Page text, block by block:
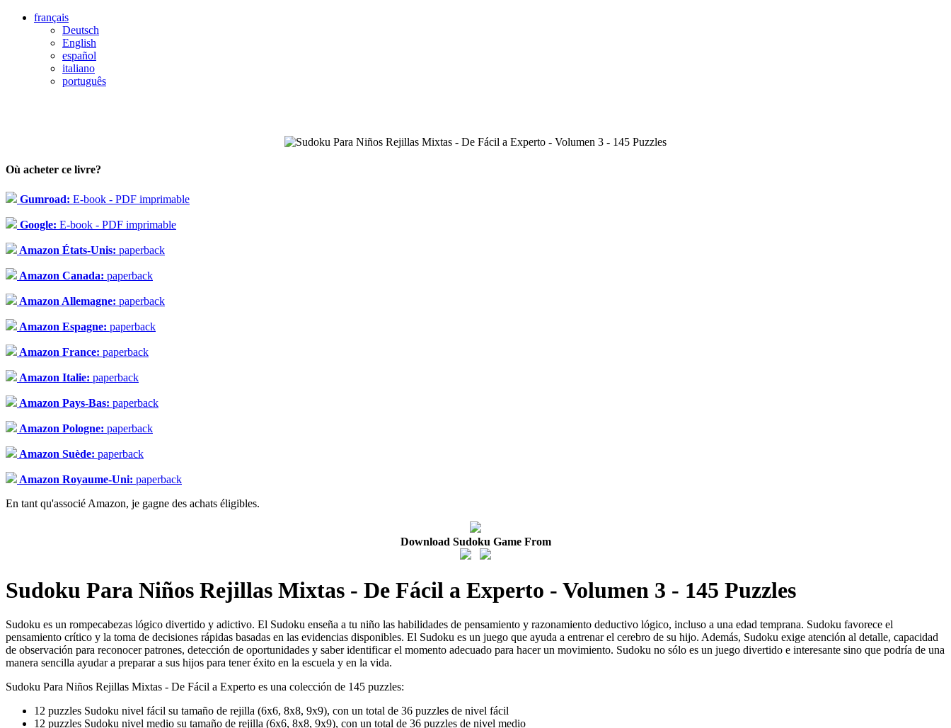
français
Deutsch
English
español
italiano
português
Où acheter ce livre?
Gumroad: E-book - PDF imprimable
Google: E-book - PDF imprimable
Amazon États-Unis: paperback
Amazon Canada: paperback
Amazon Allemagne: paperback
Amazon Espagne: paperback
Amazon France: paperback
Amazon Italie: paperback
Amazon Pays-Bas: paperback
Amazon Pologne: paperback
Amazon Suède: paperback
Amazon Royaume-Uni: paperback
En tant qu'associé Amazon, je gagne des achats éligibles.
Download Sudoku Game From
Sudoku Para Niños Rejillas Mixtas - De Fácil a Experto - Volumen 3 - 145 Puzzles
Sudoku es un rompecabezas lógico divertido y adictivo. El Sudoku enseña a tu niño las habilidades de pensamiento y razonamiento deductivo lógico, incluso a una edad temprana. Sudoku favorece el
pensamiento crítico y la toma de decisiones rápidas basadas en las evidencias disponibles. El Sudoku es un juego que ayuda a entrenar el cerebro de su hijo. Además, Sudoku exige atención al detalle, capacidad
de observación para reconocer patrones, detección de oportunidades y saber identificar el momento adecuado para hacer un movimiento. Sudoku no sólo es un juego divertido e interesante sino que podría de una
manera sencilla ayudar a preparar a sus hijos para tener éxito en la escuela y en la vida.
Sudoku Para Niños Rejillas Mixtas - De Fácil a Experto es una colección de 145 puzzles:
12 puzzles Sudoku nivel fácil su tamaño de rejilla (6x6, 8x8, 9x9), con un total de 36 puzzles de nivel fácil
12 puzzles Sudoku nivel medio su tamaño de rejilla (6x6, 8x8, 9x9), con un total de 36 puzzles de nivel medio